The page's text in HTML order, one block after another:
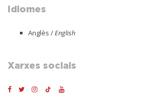
Idiomes
Anglès /English
Xarxes socials